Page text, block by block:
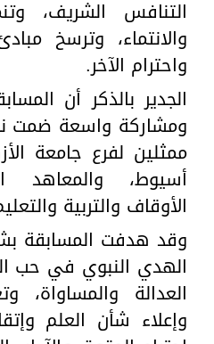
التنافس الشريف،
والانتماء، وترسخ
واحترام الآخر.
الجدير بالذكر أن
ممثلين لفرع جامعة
أسيوط، والمعاهد
الأوقاف والتربية
وقد هدفت المسابقة
الهدي النبوي في حب
العدالة والمساواة،
وإعلاء شأن العلم